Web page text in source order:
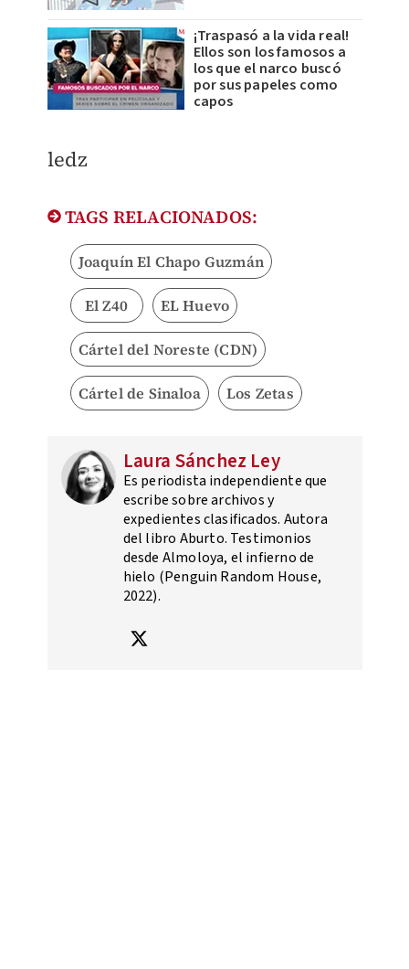
¡Traspasó a la vida real!
Ellos son los famosos a
los que el narco buscó
por sus papeles como
capos
ledz
TAGS RELACIONADOS:
Joaquín El Chapo Guzmán
El Z40 EL Huevo
Cártel del Noreste (CDN)
Cártel de Sinaloa Los Zetas
Laura Sánchez Ley
Es periodista independiente que
escribe sobre archivos y
expedientes clasificados. Autora
del libro Aburto. Testimonios
desde Almoloya, el infierno de
hielo (Penguin Random House,
2022).